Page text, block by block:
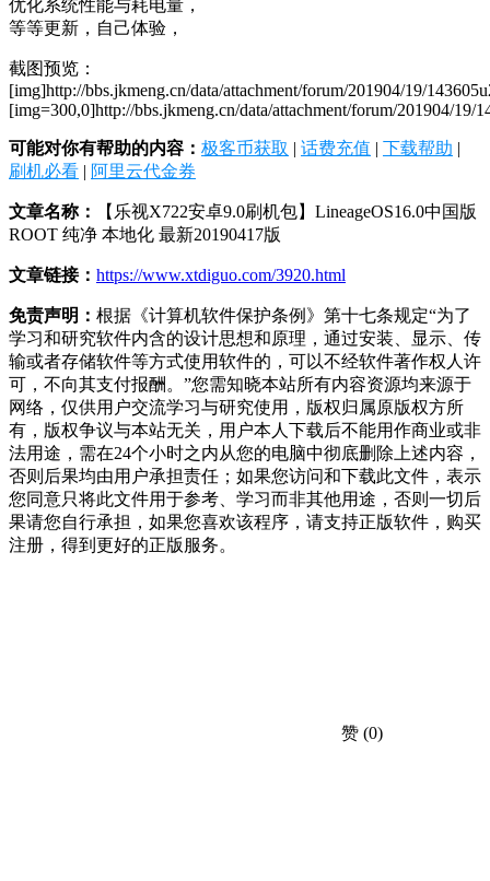
优化系统性能与耗电量，
等等更新，自己体验，
截图预览：
[img]http://bbs.jkmeng.cn/data/attachment/forum/201904/19/
[img=300,0]http://bbs.jkmeng.cn/data/attachment/forum/201904/19/
可能对你有帮助的内容： 极客币获取 | 话费充值 | 下载帮助 |
刷机必看 | 阿里云代金券
文章名称：
【乐视X722安卓9.0刷机包】LineageOS16.0中国版
ROOT 纯净 本地化 最新20190417版
文章链接： https://www.xtdiguo.com/3920.html
免责声明： 根据《计算机软件保护条例》第十七条规定“为了
学习和研究软件内含的设计思想和原理，通过安装、显示、传
输或者存储软件等方式使用软件的，可以不经软件著作权人许
可，不向其支付报酬。”您需知晓本站所有内容资源均来源于
网络，仅供用户交流学习与研究使用，版权归属原版权方所
有，版权争议与本站无关，用户本人下载后不能用作商业或非
法用途，需在24个小时之内从您的电脑中彻底删除上述内容，
否则后果均由用户承担责任；如果您访问和下载此文件，表示
您同意只将此文件用于参考、学习而非其他用途，否则一切后
果请您自行承担，如果您喜欢该程序，请支持正版软件，购买
注册，得到更好的正版服务。
赞 (0)